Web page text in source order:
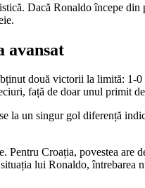
Dacă Ronaldo începe
avansat
două victorii la limită: 1-
față de doar unul primit
la un singur gol diferență
Pentru Croația, povestea
lui Ronaldo,